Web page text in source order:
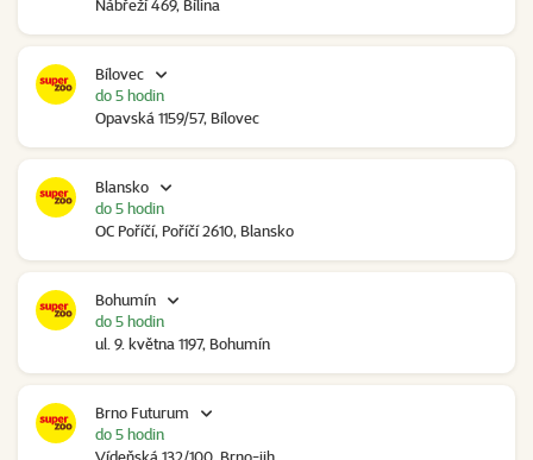
Nábřeží 469, Bílina
Bílovec
Opavská 1159/57, Bílovec
do 5 hodin
Blansko
OC Poříčí, Poříčí 2610, Blansko
do 5 hodin
Bohumín
ul. 9. května 1197, Bohumín
do 5 hodin
Brno Futurum
do 5 hodin